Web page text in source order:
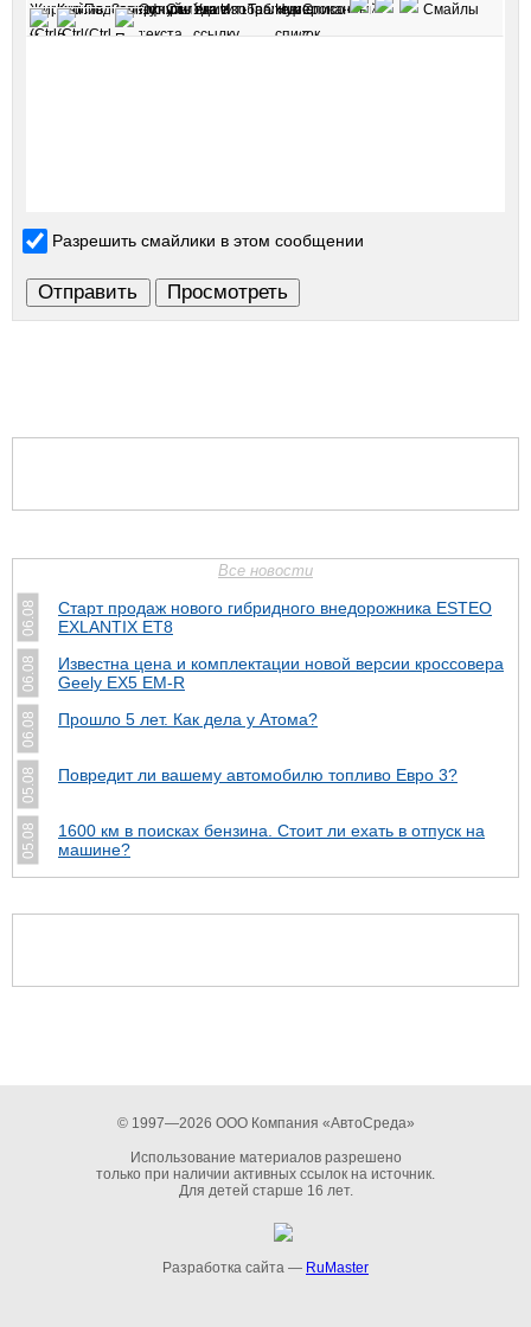
Разрешить смайлики в этом сообщении
Все новости
06.08
Старт продаж нового гибридного внедорожника ESTEO
EXLANTIX ET8
06.08
Известна цена и комплектации новой версии кроссовера
Geely EX5 EM-R
06.08 Прошло 5 лет. Как дела у Атома?
05.08 Повредит ли вашему автомобилю топливо Евро 3?
05.08
1600 км в поисках бензина. Стоит ли ехать в отпуск на
машине?
© 1997—2026 ООО Компания «АвтоСреда»
Использование материалов разрешено
только при наличии активных ссылок на источник.
Для детей старше 16 лет.
Разработка сайта — RuMaster